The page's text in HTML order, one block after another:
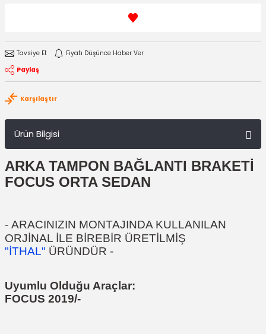
Tavsiye Et
Fiyatı Düşünce Haber Ver
Paylaş
Karşılaştır
Ürün Bilgisi
ARKA TAMPON BAĞLANTI BRAKETİ
FOCUS ORTA SEDAN
- ARACINIZIN MONTAJINDA KULLANILAN
ORJİNAL İLE BİREBİR ÜRETİLMİŞ
"İTHAL" ÜRÜNDÜR -
Uyumlu Olduğu Araçlar:
FOCUS 2019/-